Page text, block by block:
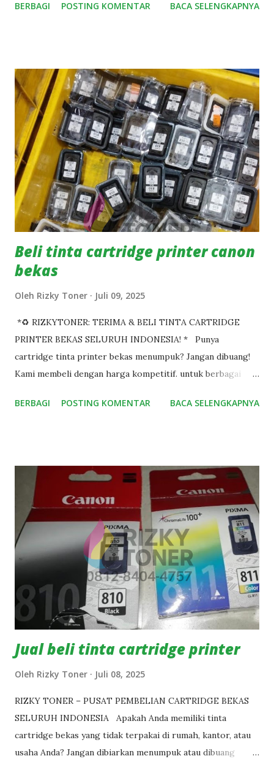
seperti Canon, HP, Epson, dan lainnya. 💡 Mengapa Pilih
Pembayaran langsung setelah barang diterima 📦 Kami
Menerima: Cartridge Canon (740, 741, 810, 811, 745, 746,dll)
Cartridge HP (680, 678, 802, 682, 803,dll) Cartridge Epson &
merek lainnya (original) 📲 Hubungi Kami Sekarang! Ingin
jual cartridge bekas atau baru Anda? Langsung hubungi
kami lewat WhatsApp: 👉 0812-8404-4657 Kami siap
melayani Anda dengan cepat dan profesional. Jual cartridge
jadi lebih mudah bersama Rizky Toner!
BERBAGI POSTING KOMENTAR BACA SELENGKAPNYA
Beli tinta cartridge printer canon
bekas
Oleh Rizky Toner Juli 09, 2025
*♻ RIZKYTONER: TERIMA & BELI TINTA CARTRIDGE
PRINTER BEKAS SELURUH INDONESIA! * Punya
cartridge tinta printer bekas menumpuk? Jangan dibuang!
Kami membeli dengan harga kompetitif. untuk berbagai
kosong, bekas pakai, atau masih tersegel Baru Original! ✨
transparan. Type cartridge yang kami beli: Canon: 810/811.
740/741. 745/746. 88/98. 47/57. 89/99. HP: 46. 62. 678. 680.
682. 704. 802. 803. 💡 Hanya cartridge original, bukan refill
atau KW. *📍 Lokasi: Jakarta Barat (Kebon Jeruk). *📞
Kontak: WA 0812 8404 4757 (Respon cepat!). *💡 Tertarik?
Langsung chat WA kami dengan foto cartridge & jumlahnya!
Kami bantu atur pengiriman & pastikan transaksi aman.
Dapatkan uang tambahan dari barang tak terpakai sekarang!
#TerimaCartridgeBekas #Be...
BERBAGI POSTING KOMENTAR BACA SELENGKAPNYA
Jual beli tinta cartridge printer
Oleh Rizky Toner Juli 08, 2025
RIZKY TONER – PUSAT PEMBELIAN CARTRIDGE BEKAS
SELURUH INDONESIA Apakah Anda memiliki tinta
cartridge bekas yang tidak terpakai di rumah, kantor, atau
usaha Anda? Jangan dibiarkan menumpuk atau dibuang